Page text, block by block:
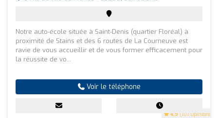
4.9 (107 Opinions)
Notre auto-école située à Saint-Denis (quartier Floréal) à
proximité de Stains et des 6 routes de La Courneuve est
ravie de vous accueillir et de vous former efficacement pour
la réussite de vo...
Voir le téléphone